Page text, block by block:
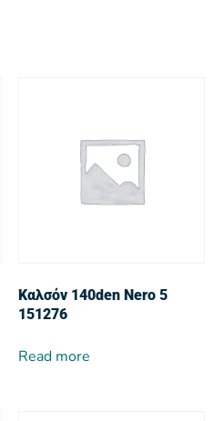
Καλσόν 140den Nero 5
151276
Read more